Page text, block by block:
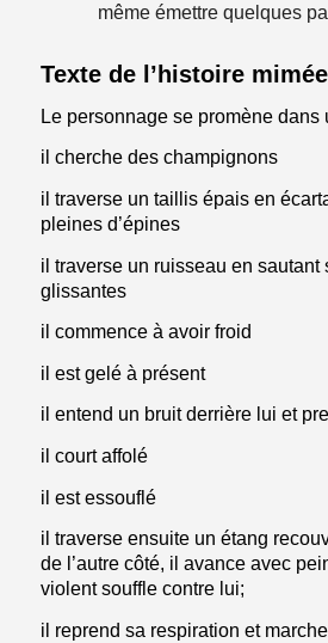
même émettre quelques
Texte de l’histoire mimée
Le personnage se promène dans
il cherche des champignons
il traverse un taillis épais en
pleines d’épines
il traverse un ruisseau en sautant
glissantes
il commence à avoir froid
il est gelé à présent
il entend un bruit derrière lui et
il court affolé
il est essouflé
il traverse ensuite un étang
de l’autre côté, il avance avec
violent souffle contre lui;
il reprend sa respiration et